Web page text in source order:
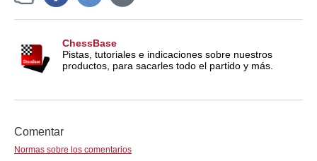
ChessBase
Pistas, tutoriales e indicaciones sobre nuestros
productos, para sacarles todo el partido y más.
Comentar
Normas sobre los comentarios